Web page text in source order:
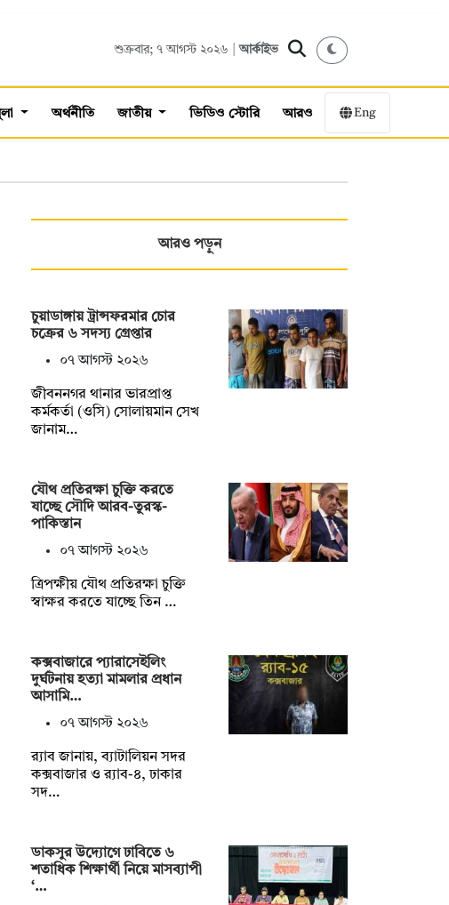
শুক্রবার; ৭ আগস্ট ২০২৬ |আর্কাইভ
অর্থনীতি জাতীয় ভিডিও স্টোরি আরও Eng
আরও পড়ুন
চুয়াডাঙ্গায় ট্রান্সফরমার চোর
চক্রের ৬ সদস্য গ্রেপ্তার
০৭ আগস্ট ২০২৬
জীবননগর থানার ভারপ্রাপ্ত
কর্মকর্তা (ওসি) সোলায়মান সেখ
জানাম…
যৌথ প্রতিরক্ষা চুক্তি করতে
যাচ্ছে সৌদি আরব-তুরস্ক-
পাকিস্তান
০৭ আগস্ট ২০২৬
ত্রিপক্ষীয় যৌথ প্রতিরক্ষা চুক্তি
স্বাক্ষর করতে যাচ্ছে তিন …
কক্সবাজারে প্যারাসেইলিং
দুর্ঘটনায় হত্যা মামলার প্রধান
আসামি…
০৭ আগস্ট ২০২৬
র‌্যাব জানায়, ব্যাটালিয়ন সদর
কক্সবাজার ও র‌্যাব-৪, ঢাকার
সদ…
ডাকসুর উদ্যোগে ঢাবিতে ৬
শতাধিক শিক্ষার্থী নিয়ে মাসব্যাপী
‘…